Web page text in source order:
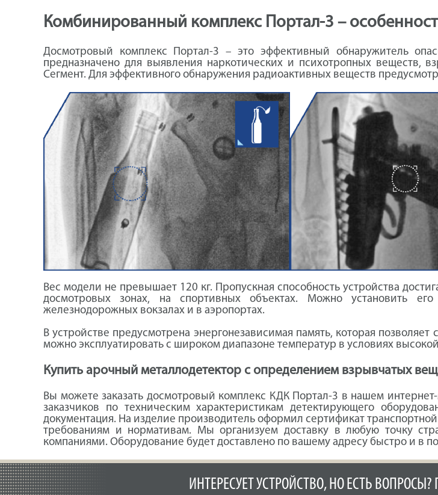
Комбинированный комплекс Портал-3 –
Досмотровый комплекс Портал-3 – это эффективный обнаружитель
предназначено для выявления наркотических и психотропных веществ,
Сегмент. Для эффективного обнаружения радиоактивных веществ
Вес модели не превышает 120 кг. Пропускная способность устройства
досмотровых зонах, на спортивных объектах. Можно установить
железнодорожных вокзалах и в аэропортах.
В устройстве предусмотрена энергонезависимая память, которая
можно эксплуатировать с широком диапазоне температур в условиях
Купить арочный металлодетектор с определением взрывчатых
Вы можете заказать досмотровый комплекс КДК Портал-3 в нашем
заказчиков по техническим характеристикам детектирующего
документация. На изделие производитель оформил сертификат
требованиям и нормативам. Мы организуем доставку в любую точку
компаниями. Оборудование будет доставлено по вашему адресу быстро и в
ИНТЕРЕСУЕТ УСТРОЙСТВО, НО ЕСТЬ